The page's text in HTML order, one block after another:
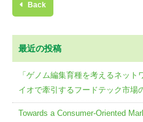
Back
最近の投稿
「ゲノム編集育種を考えるネッ
イオで牽引するフードテック市場
Towards a Consumer-Oriented